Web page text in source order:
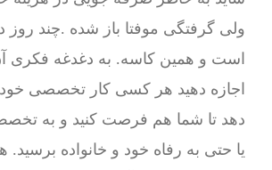
ولی گرفتگی موفتا باز شده .چند
است و همین کاسه. به دغدغه فکری
اجازه دهید هر کسی کار تخصصی
دهد تا شما هم فرصت کنید و به
یا حتی به رفاه خود و خانواده برسید.